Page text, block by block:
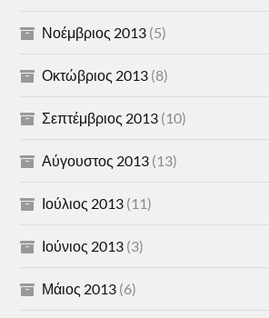
Νοέμβριος 2013 (5)
Οκτώβριος 2013 (8)
Σεπτέμβριος 2013 (10)
Αύγουστος 2013 (13)
Ιούλιος 2013 (11)
Ιούνιος 2013 (3)
Μάιος 2013 (6)